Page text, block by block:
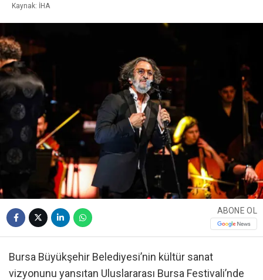
Kaynak: İHA
ABONE OL
Bursa Büyükşehir Belediyesi’nin kültür sanat
vizyonunu yansıtan Uluslararası Bursa Festivali’nde